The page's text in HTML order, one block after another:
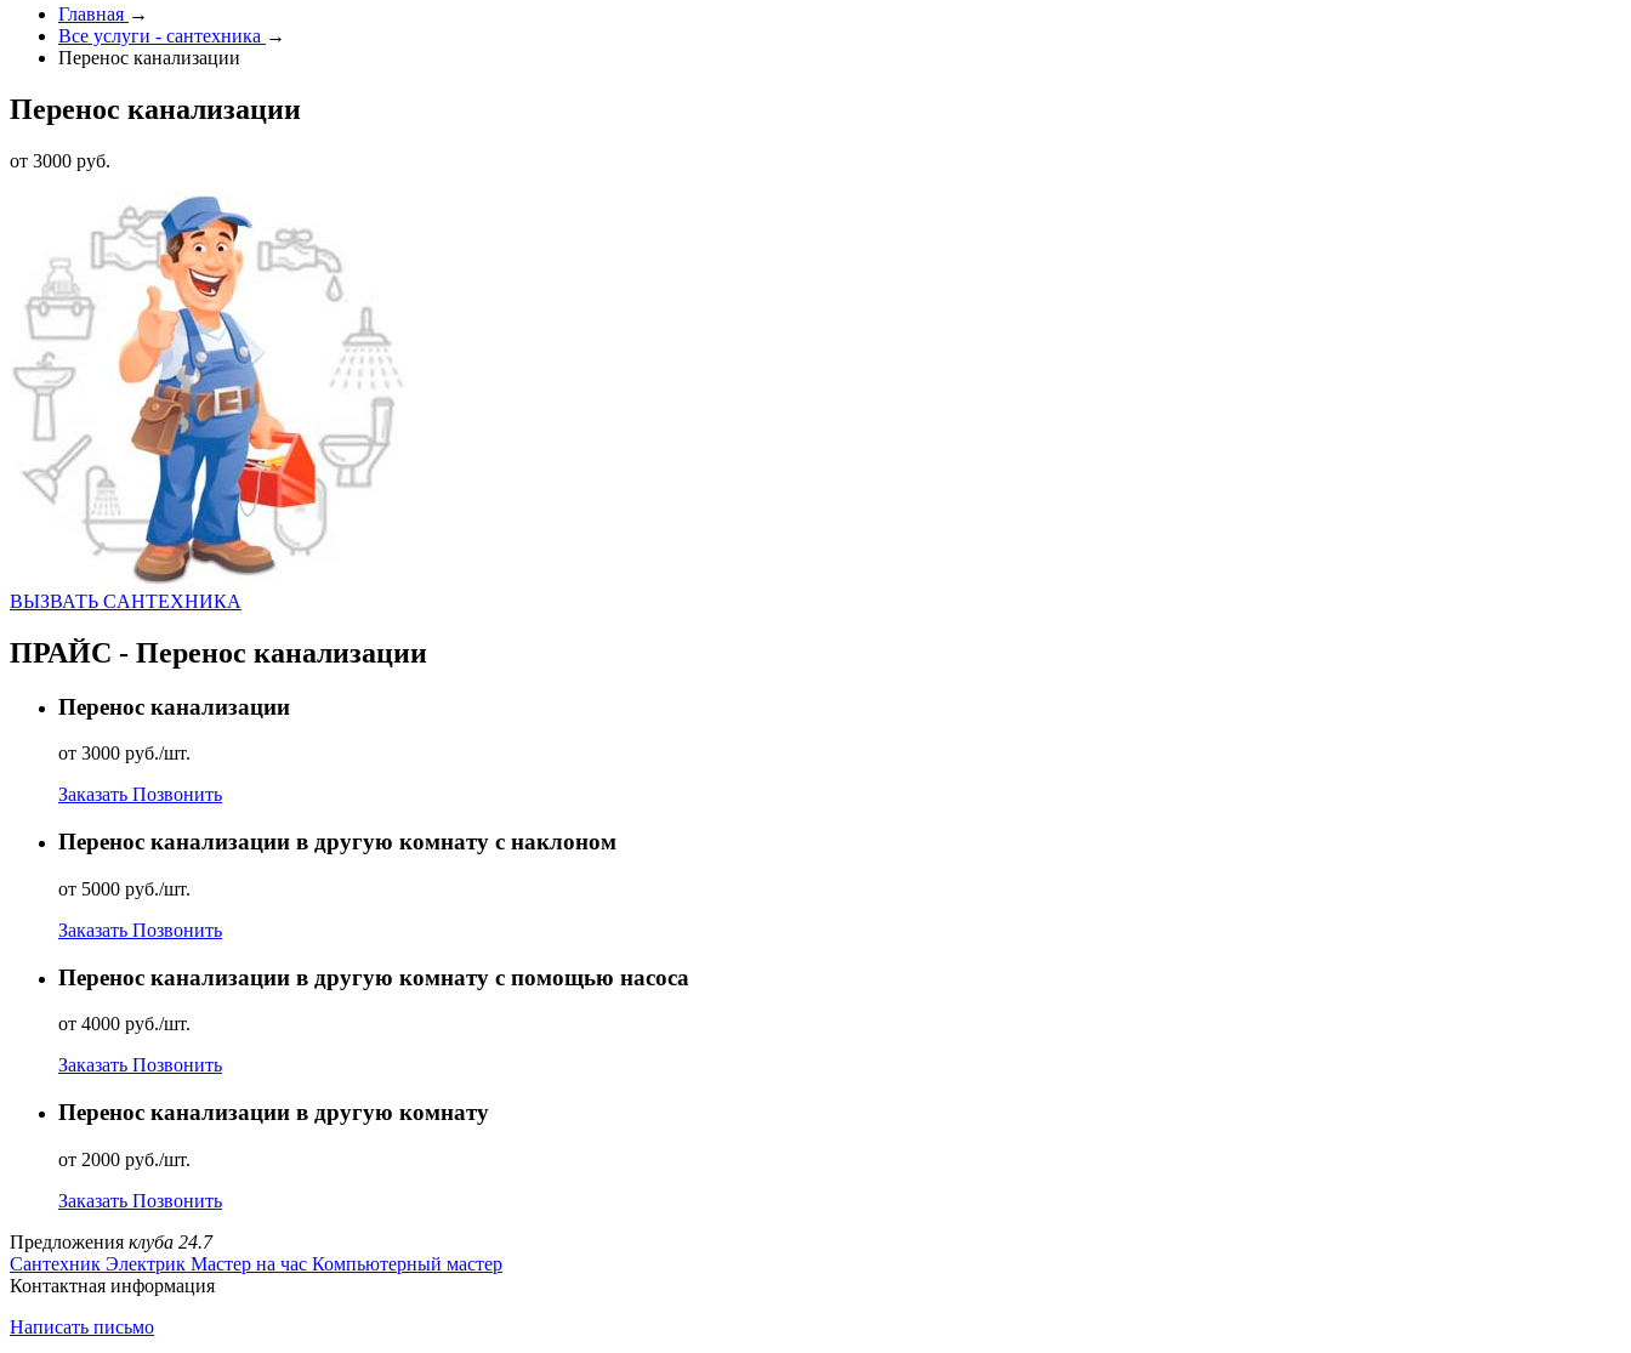
Главная →
Все услуги - cантехника →
Перенос канализации
Перенос канализации
от 3000 руб.
ВЫЗВАТЬ CАНТЕХНИКА
ПРАЙС - Перенос канализации
Перенос канализации
от 3000 руб./шт.
Заказать Позвонить
Перенос канализации в другую комнату с наклоном
от 5000 руб./шт.
Заказать Позвонить
Перенос канализации в другую комнату с помощью насоса
от 4000 руб./шт.
Заказать Позвонить
Перенос канализации в другую комнату
от 2000 руб./шт.
Заказать Позвонить
Предложения клуба 24.7
Сантехник Электрик Мастер на час Компьютерный мастер
Контактная информация
Написать письмо